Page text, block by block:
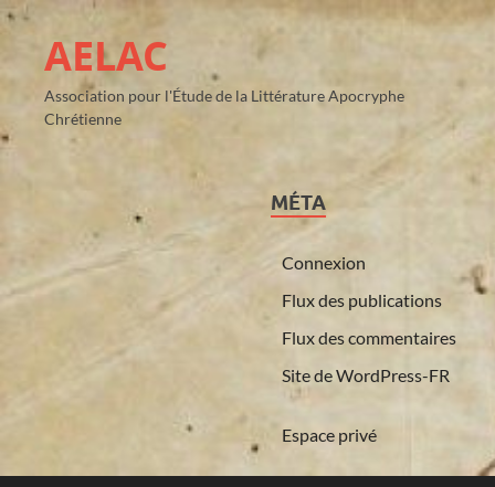
AELAC
Association pour l'Étude de la Littérature Apocryphe
Chrétienne
MÉTA
Connexion
Flux des publications
Flux des commentaires
Site de WordPress-FR
Espace privé